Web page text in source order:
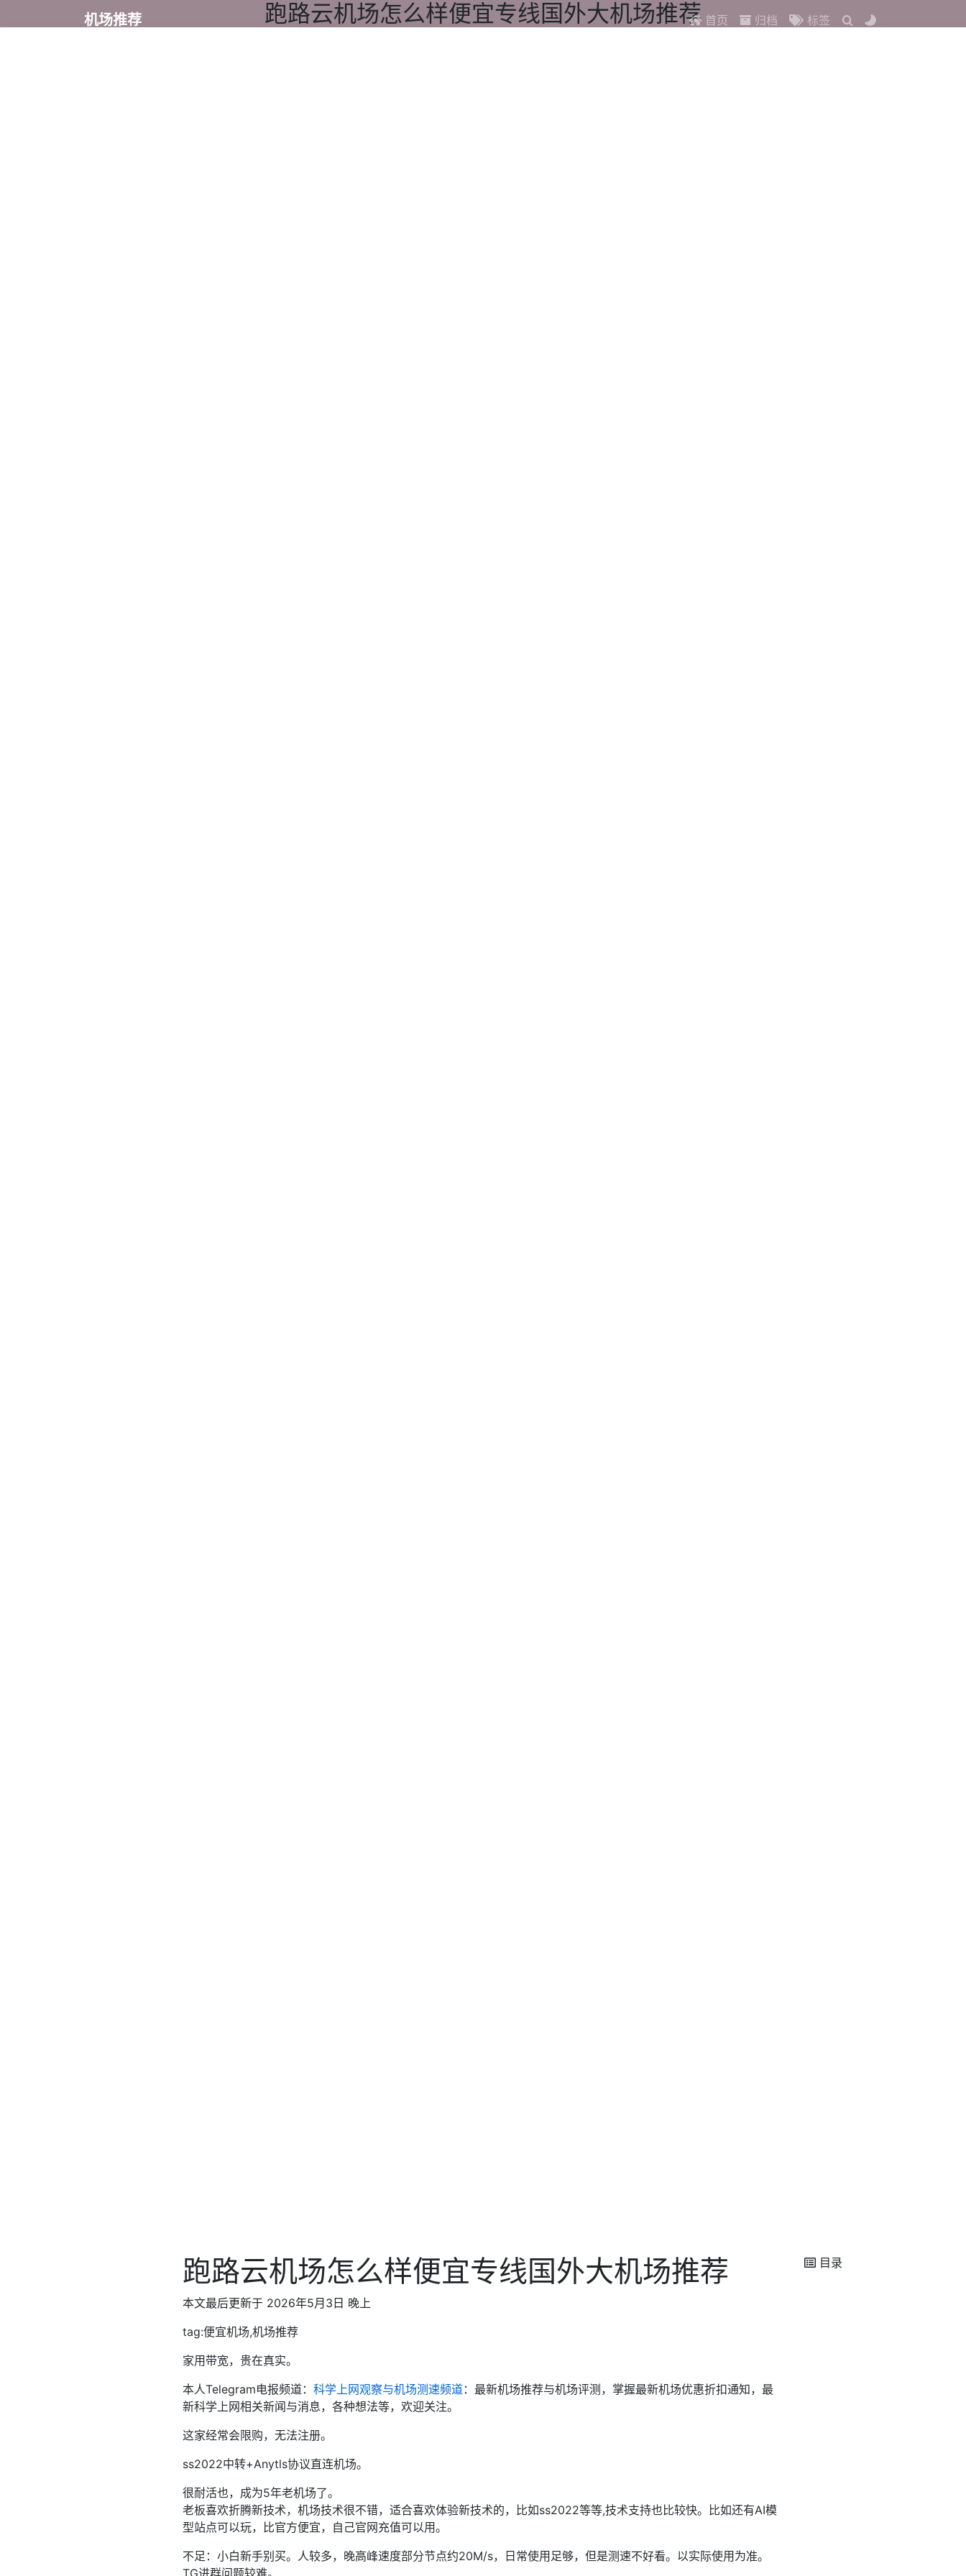
机场推荐 首页 归档 标签
跑路云机场怎么样便宜专线国外大机场推荐
跑路云机场怎么样便宜专线国外大机场推荐
本文最后更新于 2026年5月3日 晚上
tag:便宜机场,机场推荐
家用带宽，贵在真实。
本人Telegram电报频道： 科学上网观察与机场测速频道：最新机场推荐与机场评测，掌握最新机场优惠折扣通知，最
新科学上网相关新闻与消息，各种想法等，欢迎关注。
这家经常会限购，无法注册。
ss2022中转+Anytls协议直连机场。
很耐活也，成为5年老机场了。
老板喜欢折腾新技术，机场技术很不错，适合喜欢体验新技术的，比如ss2022等等,技术支持也比较快。比如还有AI模
型站点可以玩，比官方便宜，自己官网充值可以用。
不足：小白新手别买。人较多，晚高峰速度部分节点约20M/s，日常使用足够，但是测速不好看。以实际使用为准。
TG进群问题较难。
目录